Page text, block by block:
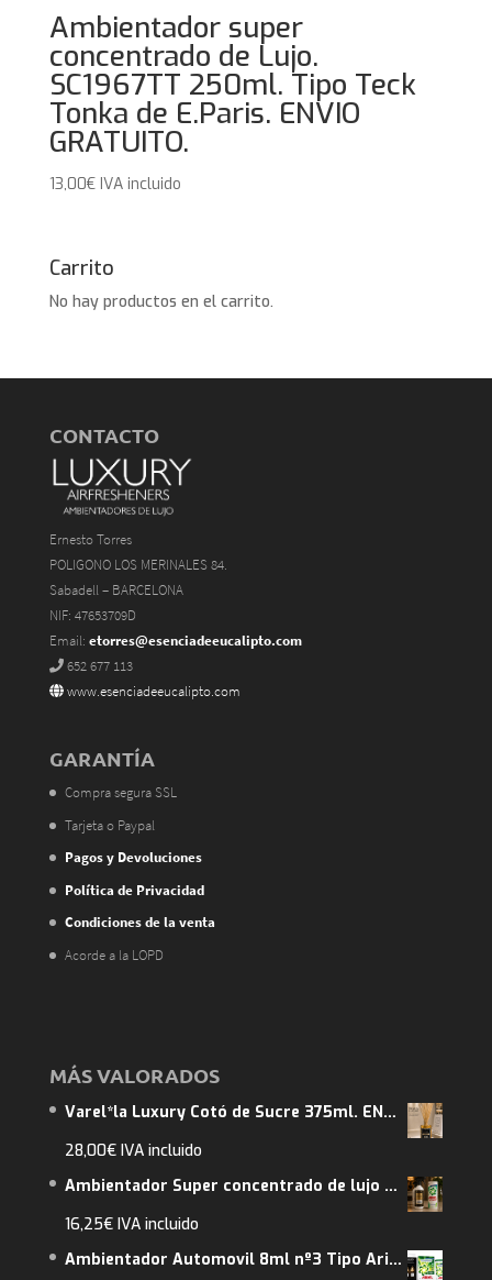
Ambientador super
concentrado de Lujo.
SC1967TT 250ml. Tipo Teck
Tonka de E.Paris. ENVIO
GRATUITO.
13,00€ IVA incluido
Carrito
No hay productos en el carrito.
CONTACTO
Ernesto Torres
POLIGONO LOS MERINALES 84.
Sabadell – BARCELONA
NIF: 47653709D
Email: etorres@esenciadeeucalipto.com
652 677 113
www.esenciadeeucalipto.com
GARANTÍA
Compra segura SSL
Tarjeta o Paypal
Pagos y Devoluciones
Política de Privacidad
Condiciones de la venta
Acorde a la LOPD
MÁS VALORADOS
Varel*la Luxury Cotó de Sucre 375ml. ENVIO GRATUITO. Abarca 3m2
28,00€ IVA incluido
Ambientador Super concentrado de lujo 250 ml. Tipo Ariel. ENVIO GRATUITO.
16,25€ IVA incluido
Ambientador Automovil 8ml nº3 Tipo Ariel 2 un. Envio Gratuito